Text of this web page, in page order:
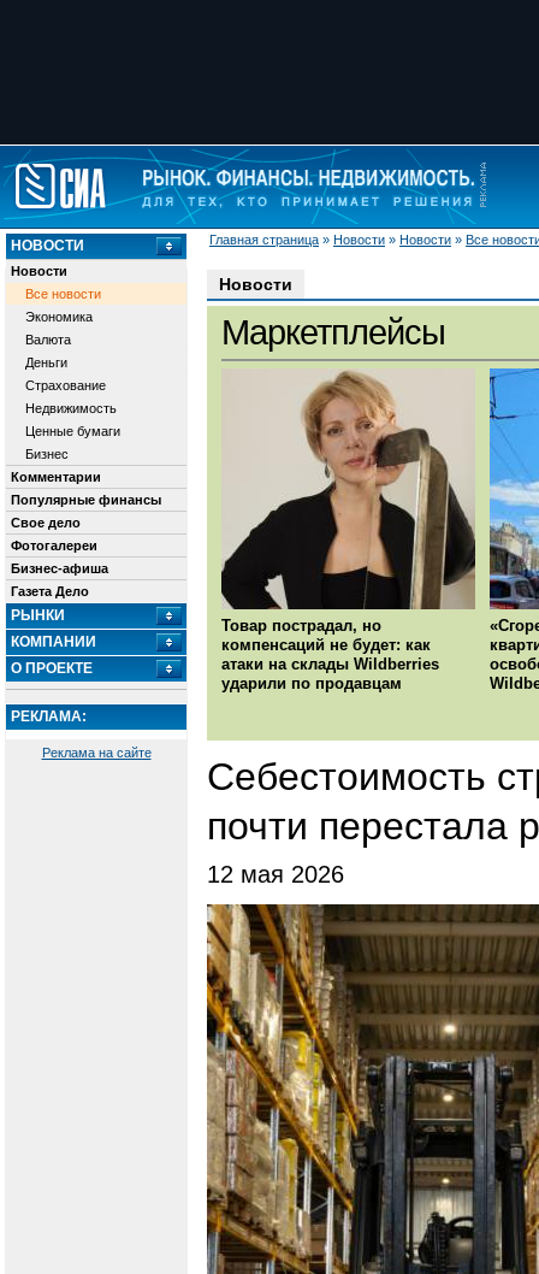
Главная страница » Новости » Новости » Все
НОВОСТИ
Новости
Все новости
Экономика
Валюта
Деньги
Страхование
Недвижимость
Ценные бумаги
Бизнес
Комментарии
Популярные финансы
Свое дело
Фотогалереи
Бизнес-афиша
Газета Дело
РЫНКИ
КОМПАНИИ
О ПРОЕКТЕ
РЕКЛАМА:
Реклама на сайте
Новости
Маркетплейсы
Товар пострадал, но
компенсаций не будет: как
атаки на склады Wildberries
ударили по продавцам
Себестоимость
почти перестала
12 мая 2026